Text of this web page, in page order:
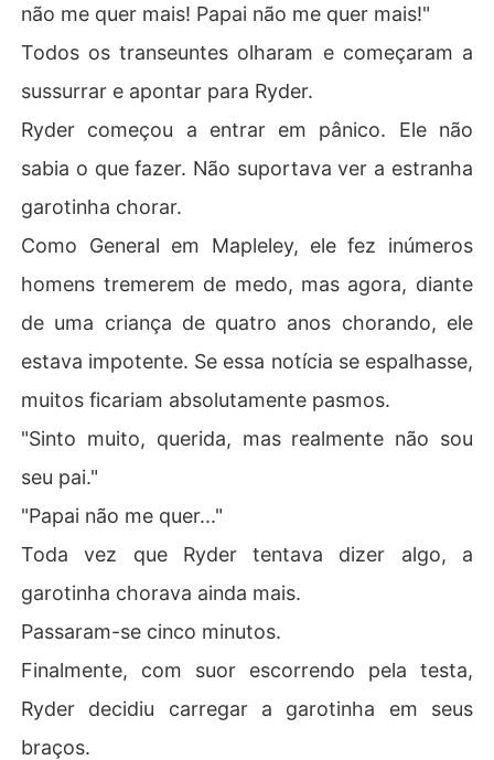
não me quer mais! Papai não me quer mais!"
Todos os transeuntes olharam e começaram a
sussurrar e apontar para Ryder.
Ryder começou a entrar em pânico. Ele não
sabia o que fazer. Não suportava ver a estranha
garotinha chorar.
Como General em Mapleley, ele fez inúmeros
homens tremerem de medo, mas agora, diante
de uma criança de quatro anos chorando, ele
estava impotente. Se essa notícia se espalhasse,
muitos ficariam absolutamente pasmos.
"Sinto muito, querida, mas realmente não sou
seu pai."
"Papai não me quer..."
Toda vez que Ryder tentava dizer algo, a
garotinha chorava ainda mais.
Passaram-se cinco minutos.
Finalmente, com suor escorrendo pela testa,
Ryder decidiu carregar a garotinha em seus
braços.